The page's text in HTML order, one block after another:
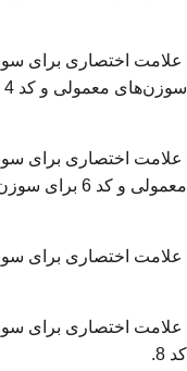
سوزن‌های معمولی و کد 4 برای سوزن‌های ریورس‌کاتینگ هوی.
معمولی و کد 6 برای سوزن‌های تیپرکات هوی.
علامت اختصاری برای
علامت اختصاری برای
کد 8.